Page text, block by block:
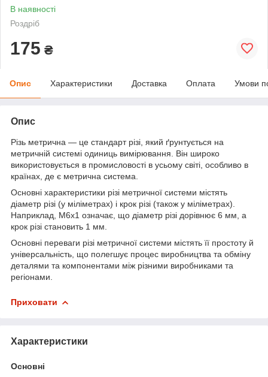
В наявності
Роздріб
175 ₴
Опис Характеристики Доставка Оплата Умови
Опис
Різь метрична — це стандарт різі, який ґрунтується на
метричній системі одиниць вимірювання. Він широко
використовується в промисловості в усьому світі, особливо в
країнах, де є метрична система.
Основні характеристики різі метричної системи містять
діаметр різі (у міліметрах) і крок різі (також у міліметрах).
Наприклад, M6x1 означає, що діаметр різі дорівнює 6 мм, а
крок різі становить 1 мм.
Основні переваги різі метричної системи містять її простоту й
універсальність, що полегшує процес виробництва та обміну
деталями та компонентами між різними виробниками та
регіонами.
Приховати
Характеристики
Основні